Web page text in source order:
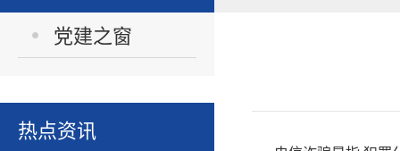
党建之窗
热点资讯